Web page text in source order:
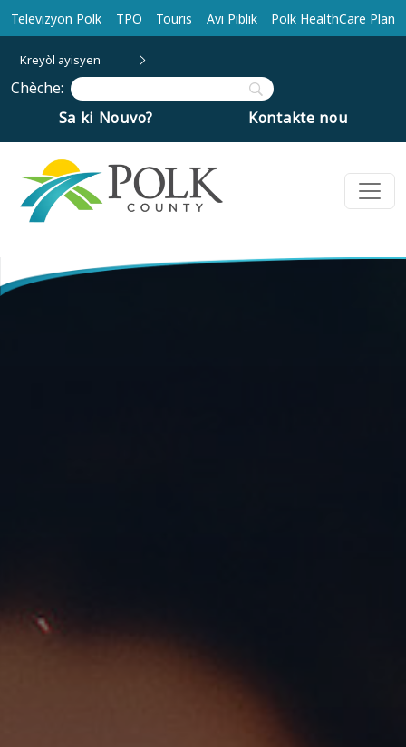
Ale nan kontni prensipal la
Televizyon Polk TPO Touris Avi Piblik Polk HealthCare Plan
Kreyòl ayisyen
Chèche:
Sa ki Nouvo?
Kontakte nou